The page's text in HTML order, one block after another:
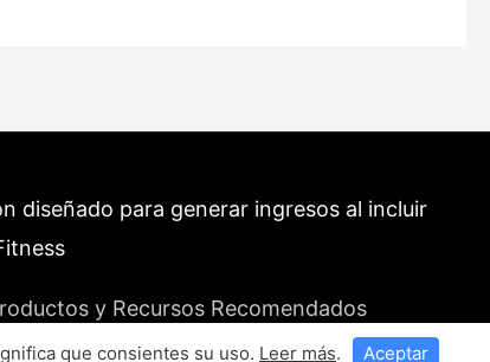
diseñado para generar ingresos al incluir
y Recursos Recomendados
que consientes su uso. Leer más. Aceptar